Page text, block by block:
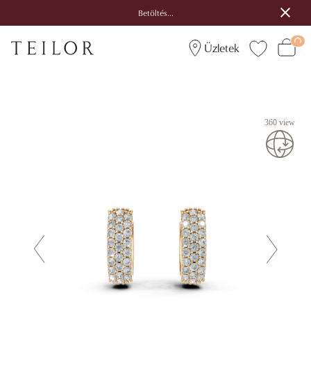
Betöltés...
Üzletek
360 view